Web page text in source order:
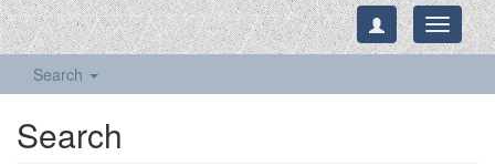
Toggle
Search
Search